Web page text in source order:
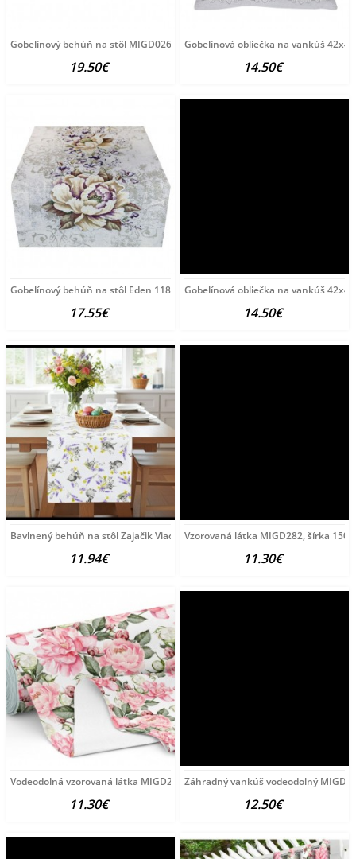
Gobelínový behúň na stôl MIGD026 Viacfarebná 45x140
19.50€
Gobelínová obliečka na vankúš
14.50€
Gobelínový behúň na stôl Eden 1182 Viacfarebná 45x140
17.55€
Gobelínová obliečka na vankúš
14.50€
Bavlnený behúň na stôl Zajačik Viacfarebná 40x100
11.94€
Vzorovaná látka MIGD282, šírka 150
11.30€
Vodeodolná vzorovaná látka MIGD282, šírka 160 cm Viacfarebná
11.30€
Záhradný vankúš vodeodolný
12.50€